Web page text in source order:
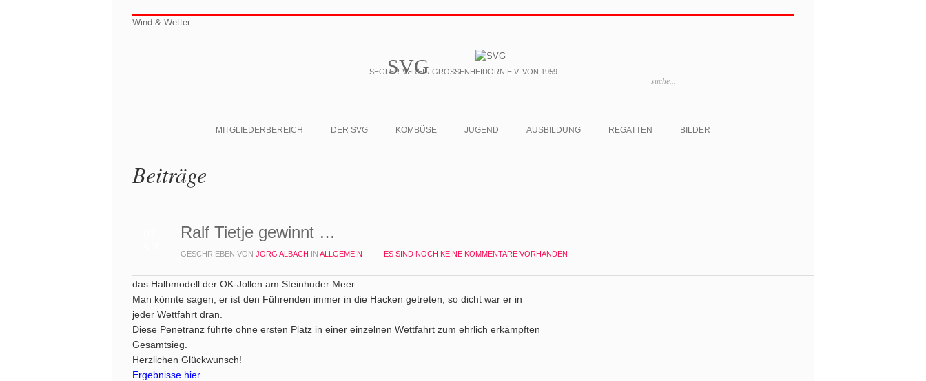
Wind & Wetter
SVG
SEGLER-VEREIN GROSSENHEIDORN E.V. VON 1959
MITGLIEDERBEREICH DER SVG KOMBÜSE JUGEND AUSBILDUNG REGATTEN BILDER
Beiträge
Ralf Tietje gewinnt …
GESCHRIEBEN VON JÖRG ALBACH IN ALLGEMEIN ES SIND NOCH KEINE KOMMENTARE VORHANDEN
das Halbmodell der OK-Jollen am Steinhuder Meer.
Man könnte sagen, er ist den Führenden immer in die Hacken getreten; so dicht war er in
jeder Wettfahrt dran.
Diese Penetranz führte ohne ersten Platz in einer einzelnen Wettfahrt zum ehrlich erkämpften
Gesamtsieg.
Herzlichen Glückwunsch!
Ergebnisse hier